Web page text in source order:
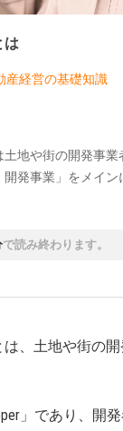
は
産経営の基礎知識
土地や街の開発事
開発事業」をメイ
で読み終わります。
、土地や街の
」であり、開